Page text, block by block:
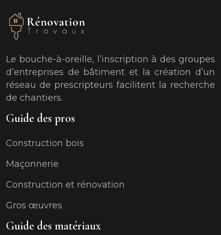
Le bouche-à-oreille, l’inscription à des groupes
d’entreprises de bâtiment et la création d’un
réseau de prescripteurs facilitent la recherche
de chantiers.
Guide des pros
Construction bois
Maçonnerie
Construction et rénovation
Gros œuvres
Guide des matériaux